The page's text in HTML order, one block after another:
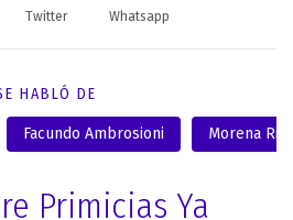
Twitter Whatsapp
HABLÓ DE
Facundo Ambrosioni Morena Rial
Primicias Ya